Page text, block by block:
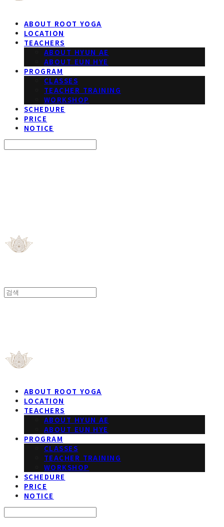
ABOUT ROOT YOGA
LOCATION
TEACHERS
ABOUT HYUN AE
ABOUT EUN HYE
PROGRAM
CLASSES
TEACHER TRAINING
WORKSHOP
SCHEDURE
PRICE
NOTICE
ABOUT ROOT YOGA
LOCATION
TEACHERS
ABOUT HYUN AE
ABOUT EUN HYE
PROGRAM
CLASSES
TEACHER TRAINING
WORKSHOP
SCHEDURE
PRICE
NOTICE